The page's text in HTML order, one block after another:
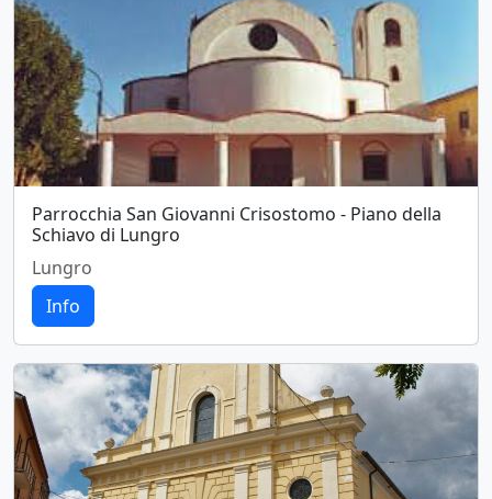
Parrocchia San Giovanni Crisostomo - Piano della
Schiavo di Lungro
Lungro
Info